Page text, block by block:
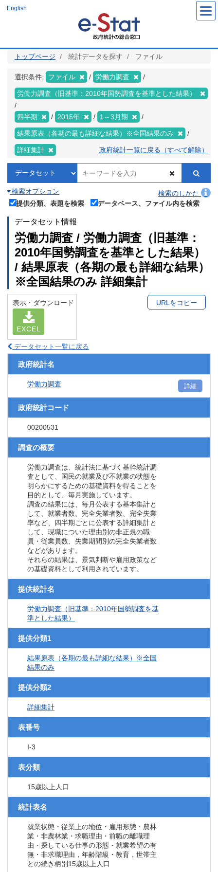
ツ
English
トップページ 統計データを探す ファイル
選択条件: ファイル 労働力調査
労働力調査（旧基準：2010年国勢調査を基準とした結果）
四半期 2015年 1～3月期
結果原表（各期の最も詳細な結果）※全国結果のみ
詳細集計 政府統計一覧に戻る（すべて解除）
検索オプション
検索のしかた
提供分類、表題を検索
データベース、ファイル内を検索
データセット情報
労働力調査 / 労働力調査（旧基準：
2010年国勢調査を基準とした結果）
/ 結果原表（各期の最も詳細な結果）
※全国結果のみ 詳細集計
表示・ダウンロード
EXCEL
URLをコピー
データセット一覧に戻る
政府統計名
労働力調査 詳細
政府統計コード
00200531
調査の概要
労働力調査は、統計法に基づく基幹統計調
査として、国民の就業及び不就業の状態を
明らかにするための基礎資料を得ることを
目的として、毎月実施しています。
調査の結果には、毎月公表する基本集計と
して、就業者数、完全失業者数、完全失業
率など、四半期ごとに公表する詳細集計と
して、現職についた理由別の非正規の職
員・従業員数、失業期間別の完全失業者数
などがあります。
それらの結果は、景気判断や雇用政策など
の基礎資料として利用されています。
提供統計名
労働力調査（旧基準：2010年国勢調査を基
準とした結果）
提供分類1
結果原表（各期の最も詳細な結果）※全国
結果のみ
提供分類2
詳細集計
表番号
I-3
表分類
15歳以上人口
統計表名
就業状態・従業上の地位・雇用形態・農林
業・非農林業・求職理由・前職の離職理
由・探している仕事の形態・就業希望の有
無・非求職理由，年齢階級・教育，世帯主
との続き柄別15歳以上人口